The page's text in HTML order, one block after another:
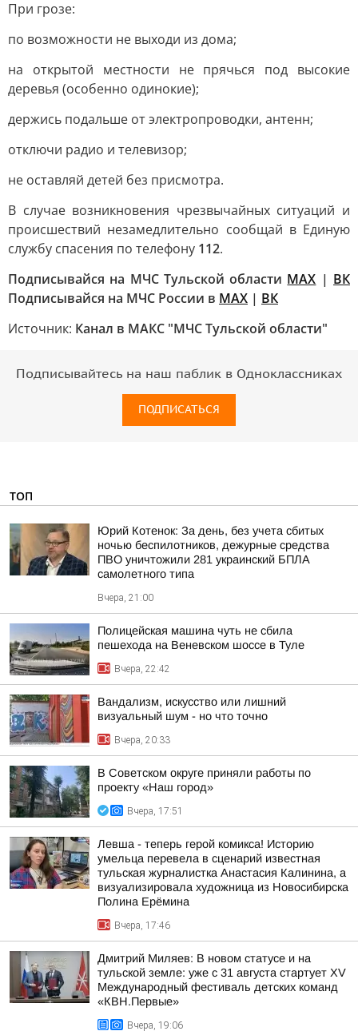
При грозе:
по возможности не выходи из дома;
на открытой местности не прячься под высокие
деревья (особенно одинокие);
держись подальше от электропроводки, антенн;
отключи радио и телевизор;
не оставляй детей без присмотра.
В случае возникновения чрезвычайных ситуаций и
происшествий незамедлительно сообщай в Единую
службу спасения по телефону 112.
Подписывайся на МЧС Тульской области MAX | ВК
Подписывайся на МЧС России в MAX | ВК
Источник: Канал в МАКС "МЧС Тульской области"
Подписывайтесь на наш паблик в Одноклассниках
ПОДПИСАТЬСЯ
ТОП
Юрий Котенок: За день, без учета сбитых
ночью беспилотников, дежурные средства
ПВО уничтожили 281 украинский БПЛА
самолетного типа
Вчера, 21:00
Полицейская машина чуть не сбила
пешехода на Веневском шоссе в Туле
Вчера, 22:42
Вандализм, искусство или лишний
визуальный шум - но что точно
Вчера, 20:33
В Советском округе приняли работы по
проекту «Наш город»
Вчера, 17:51
Левша - теперь герой комикса! Историю
умельца перевела в сценарий известная
тульская журналистка Анастасия Калинина, а
визуализировала художница из Новосибирска
Полина Ерёмина
Вчера, 17:46
Дмитрий Миляев: В новом статусе и на
тульской земле: уже с 31 августа стартует XV
Международный фестиваль детских команд
«КВН.Первые»
Вчера, 19:06